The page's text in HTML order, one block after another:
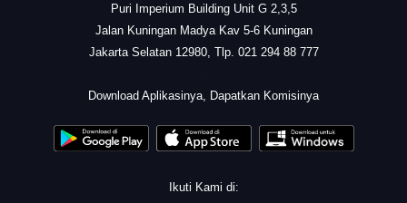
Puri Imperium Building Unit G 2,3,5
Jalan Kuningan Madya Kav 5-6 Kuningan
Jakarta Selatan 12980, Tlp. 021 294 88 777
Download Aplikasinya, Dapatkan Komisinya
Ikuti Kami di: